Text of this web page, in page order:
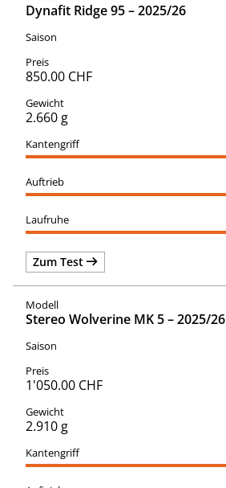
Dynafit Ridge 95 – 2025/26
850.00 CHF
2.660 g
Zum Test
Stereo Wolverine MK 5 – 2025/26
1'050.00 CHF
2.910 g